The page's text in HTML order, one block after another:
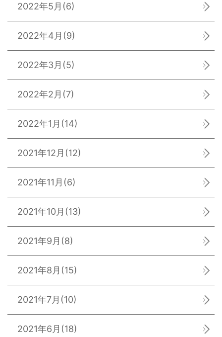
2022年5月 (6)
2022年4月 (9)
2022年3月 (5)
2022年2月 (7)
2022年1月 (14)
2021年12月 (12)
2021年11月 (6)
2021年10月 (13)
2021年9月 (8)
2021年8月 (15)
2021年7月 (10)
2021年6月 (18)